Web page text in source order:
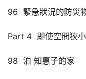
96 緊急狀況的防災
Part 4 即使空間狹
98 泊 知惠子的家